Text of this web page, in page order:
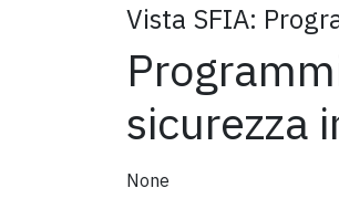
Vista SFIA:
sicurezza
None